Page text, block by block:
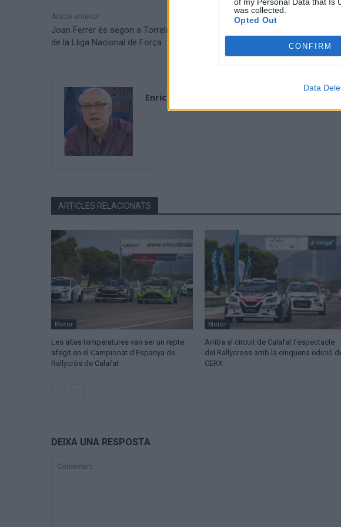
was collected.
Opted Out
CONFIRM
Data
Article anterior
Joan Ferrer és segon a Torrelavega i manté el lideratge
de la Lliga Nacional de Força
Enric Alguero
ARTICLES RELACIONATS
Motor
Les altes temperatures van ser un repte
afegit en el Campionat d’Espanya de
Rallycròs de Calafat
Motor
Arriba al circuit de Calafat l’espectacle
del Rallycross amb la cinquena edició
CERX
DEIXA UNA RESPOSTA